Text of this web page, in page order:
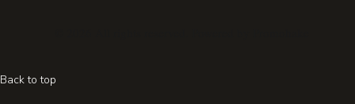
Back to top